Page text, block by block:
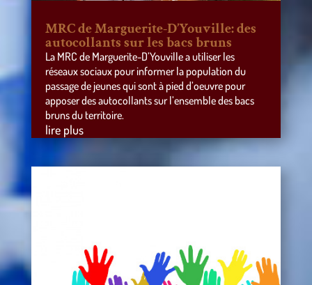
MRC de Marguerite-D’Youville: des
autocollants sur les bacs bruns
La MRC de Marguerite-D’Youville a utiliser les
réseaux sociaux pour informer la population du
passage de jeunes qui sont à pied d’oeuvre pour
apposer des autocollants sur l’ensemble des bacs
bruns du territoire.
lire plus